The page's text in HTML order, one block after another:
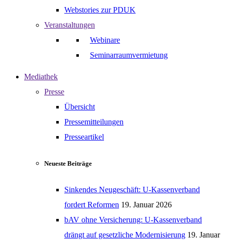
Webstories zur PDUK
Veranstaltungen
Webinare
Seminarraumvermietung
Mediathek
Presse
Übersicht
Pressemitteilungen
Presseartikel
Neueste Beiträge
Sinkendes Neugeschäft: U-Kassenverband
fordert Reformen 19. Januar 2026
bAV ohne Versicherung: U-Kassenverband
drängt auf gesetzliche Modernisierung 19. Januar